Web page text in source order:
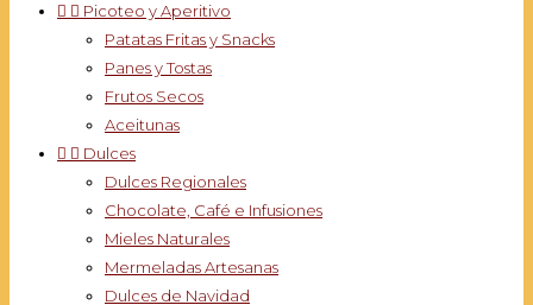
  Picoteo y Aperitivo
Patatas Fritas y Snacks
Panes y Tostas
Frutos Secos
Aceitunas
  Dulces
Dulces Regionales
Chocolate, Café e Infusiones
Mieles Naturales
Mermeladas Artesanas
Dulces de Navidad